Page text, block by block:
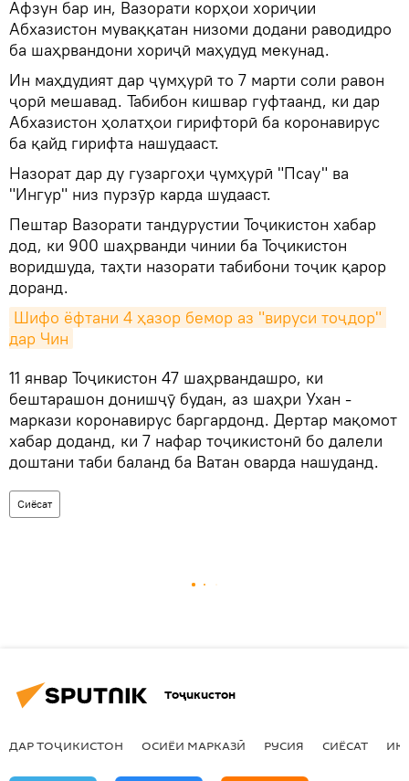
Афзун бар ин, Вазорати корҳои хориҷии
Абхазистон муваққатан низоми додани раводидро
ба шаҳрвандони хориҷӣ маҳудуд мекунад.
Ин маҳдудият дар ҷумҳурӣ то 7 марти соли равон
ҷорӣ мешавад. Табибон кишвар гуфтаанд, ки дар
Абхазистон ҳолатҳои гирифторӣ ба коронавирус
ба қайд гирифта нашудааст.
Назорат дар ду гузаргоҳи ҷумҳурӣ "Псау" ва
"Ингур" низ пурзӯр карда шудааст.
Пештар Вазорати тандурустии Тоҷикистон хабар
дод, ки 900 шаҳрванди чинии ба Тоҷикистон
воридшуда, таҳти назорати табибони тоҷик қарор
доранд.
Шифо ёфтани 4 ҳазор бемор аз "вируси тоҷдор"
дар Чин
11 январ Тоҷикистон 47 шаҳрвандашро, ки
бештарашон донишҷӯ будан, аз шаҳри Ухан -
маркази коронавирус баргардонд. Дертар мақомот
хабар доданд, ки 7 нафар тоҷикистонӣ бо далели
доштани таби баланд ба Ватан оварда нашуданд.
Сиёсат
Тоҷикистон
ДАР ТОҶИКИСТОН ОСИЁИ МАРКАЗӢ РУСИЯ СИЁСАТ